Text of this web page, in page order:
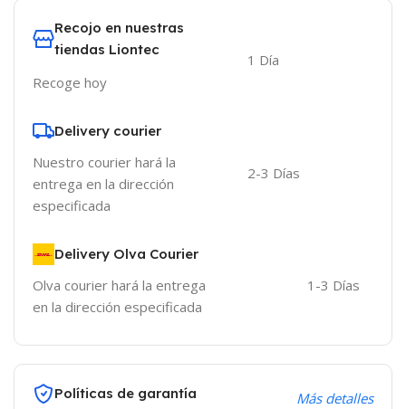
Recojo en nuestras
tiendas Liontec
Recoge hoy
1 Día
Delivery courier
Nuestro courier hará la
entrega en la dirección
especificada
2-3 Días
Delivery Olva Courier
Olva courier hará la entrega
en la dirección especificada
1-3 Días
Políticas de garantía Más detalles